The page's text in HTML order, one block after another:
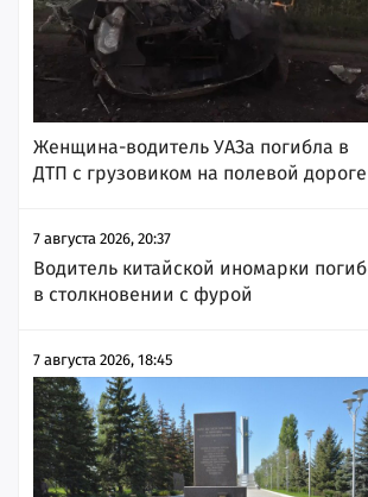
Женщина-водитель УАЗа погибла в
ДТП с грузовиком на полевой дороге
7 августа 2026, 20:37
Водитель китайской иномарки погиб
в столкновении с фурой
7 августа 2026, 18:45